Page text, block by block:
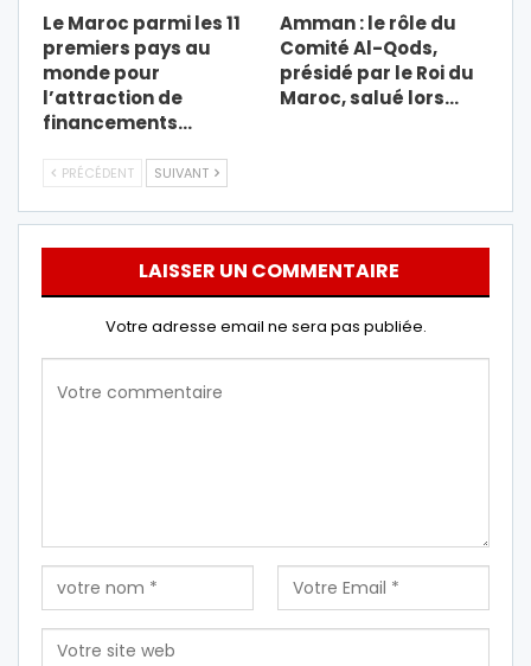
Le Maroc parmi les 11
premiers pays au
monde pour
l’attraction de
financements…
Amman : le rôle du
Comité Al-Qods,
présidé par le Roi du
Maroc, salué lors…
PRÉCÉDENT SUIVANT
LAISSER UN COMMENTAIRE
Votre adresse email ne sera pas publiée.